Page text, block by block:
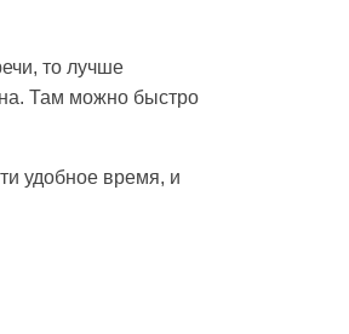
то лучше
Там можно быстро
удобное время, и